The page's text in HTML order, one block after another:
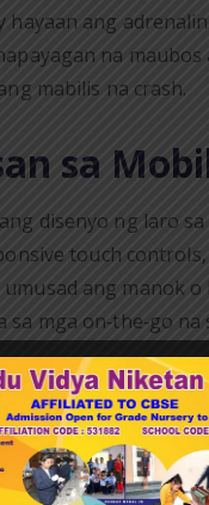
hayaan ang
na maubos
mabilis na crash.
sa
disenyo ng laro
touch
ang manok
mga on‑the‑go na
mag-
direkta sa
na animations.Kahit
ay kayang